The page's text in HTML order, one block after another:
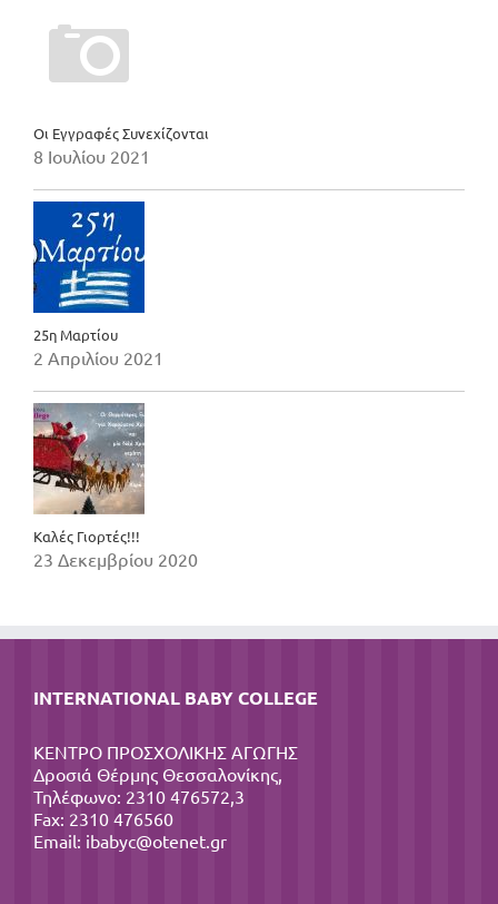
Οι Εγγραφές Συνεχίζονται
8 Ιουλίου 2021
25η Μαρτίου
2 Απριλίου 2021
Καλές Γιορτές!!!
23 Δεκεμβρίου 2020
INTERNATIONAL BABY COLLEGE
ΚΕΝΤΡΟ ΠΡΟΣΧΟΛΙΚΗΣ ΑΓΩΓΗΣ
Δροσιά Θέρμης Θεσσαλονίκης,
Τηλέφωνο: 2310 476572,3
Fax: 2310 476560
Email: ibabyc@otenet.gr